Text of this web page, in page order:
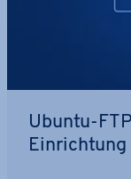
Ubuntu-
Ein­rich­tung